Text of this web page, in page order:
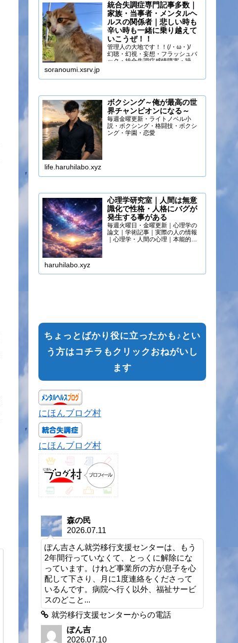
統合失調症専門記事多数｜
家族・当事者・メンタルヘ
ルスの関係者｜悲しい時も
辛い時も一緒に乗り越えて
いこうぜ！！
管理人の大地です！！(/・ω・)/
幻聴・幻視・妄想・フラッシュバ
ック・統合失調症感情障害・躁う
soranoumi.xsrv.jp
ボクシング～俺が最高の世
界チャンピオンになる～
毎週金曜更新・ライトノベル小
説・ボクシング・格闘技・ボクシ
ング・学園・恋愛
life.haruhilabo.xyz
心理学研究室｜人間は無意
識化で性格・人格にバグが
発生する事がある
毎週火曜日・金曜更新｜心理学の
論文｜学術記事｜実際の人の情報
｜心理学・人間の心理｜本能的心
haruhilabo.xyz
ちょっとばかり役に立ったかも♪とい
う方はコチラもクリックおねがいし
ます
にほんブログ村
にほんブログ村
森の民
2026.07.11
ぽん吉さん就労移行支援センターは、もう
2年間行っていなくて、とっくに解除にな
っています。けれど事業所の方が息子を心
配して下さり、月に1度連絡をくださって
いるんです。病院へ行く以外、福祉サービ
スのどこと...
就労移行支援センターからの電話
ぽん吉
2026.07.10